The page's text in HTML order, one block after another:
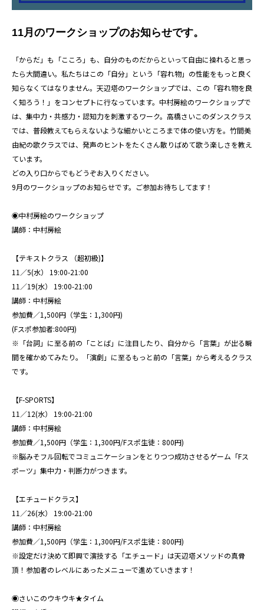
11月のワークショップのお知らせです。
「からだ」も「こころ」も、自分のものだからといって自由に操れると思っ
たら大間違い。私たちはこの「自分」という「容れ物」の性能をもっと良く
知らなくてはなりません。天辺塔のワークショップでは、この「容れ物を良
く知ろう！」をコンセプトに行なっています。中村房絵のワークショップで
は、集中力・共感力・認知力を刺激するワーク。高橋さいこのダンスクラス
では、普段教えてもらえないような細かいところまで体の使い方を。竹間美
由紀の歌クラスでは、発声のヒントをたくさん散りばめて歌う楽しさを教え
ています。
どの入り口からでもどうぞお入りください。
9月のワークショップのお知らせです。ご参加お待ちしてます！
◉中村房絵のワークショップ
講師：中村房絵
【テキストクラス （超初級)】
11／5(水） 19:00-21:00
11／19(水） 19:00-21:00
講師：中村房絵
参加費／1,500円（学生：1,300円)
(Fスポ参加者:800円)
※「台詞」に至る前の「ことば」に注目したり、自分から「言葉」が出る瞬
間を確かめてみたり。「演劇」に至るもっと前の「言葉」から考えるクラス
です。
【F-SPORTS】
11／12(水） 19:00-21:00
講師：中村房絵
参加費／1,500円（学生：1,300円/Fスポ生徒：800円)
※脳みそフル回転でコミュニケーションをとりつつ成功させるゲーム「Fス
ポーツ」集中力・判断力がつきます。
【エチュードクラス】
11／26(水） 19:00-21:00
講師：中村房絵
参加費／1,500円（学生：1,300円/Fスポ生徒：800円)
※設定だけ決めて即興で演技する「エチュード」は天辺塔メソッドの真骨
頂！参加者のレベルにあったメニューで進めていきます！
◉さいこのウキウキ★タイム